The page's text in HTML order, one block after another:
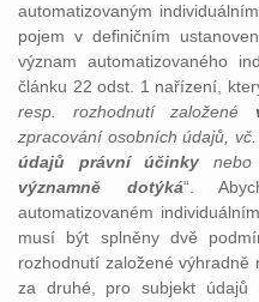
automatizovaným
pojem v definičním
význam automatizovaného
článku 22 odst. 1 nařízení,
resp. rozhodnutí založené
zpracování osobních údajů,
údajů právní účinky
významně dotýká“.
automatizovaném
musí být splněny dvě
rozhodnutí založené výhradně
za druhé, pro subjekt